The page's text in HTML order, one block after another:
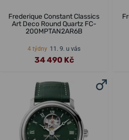
Frederique Constant Classics
Art Deco Round Quartz FC-
200MPTAN2AR6B
4 týdny 11. 9. u vás
34 490 Kč